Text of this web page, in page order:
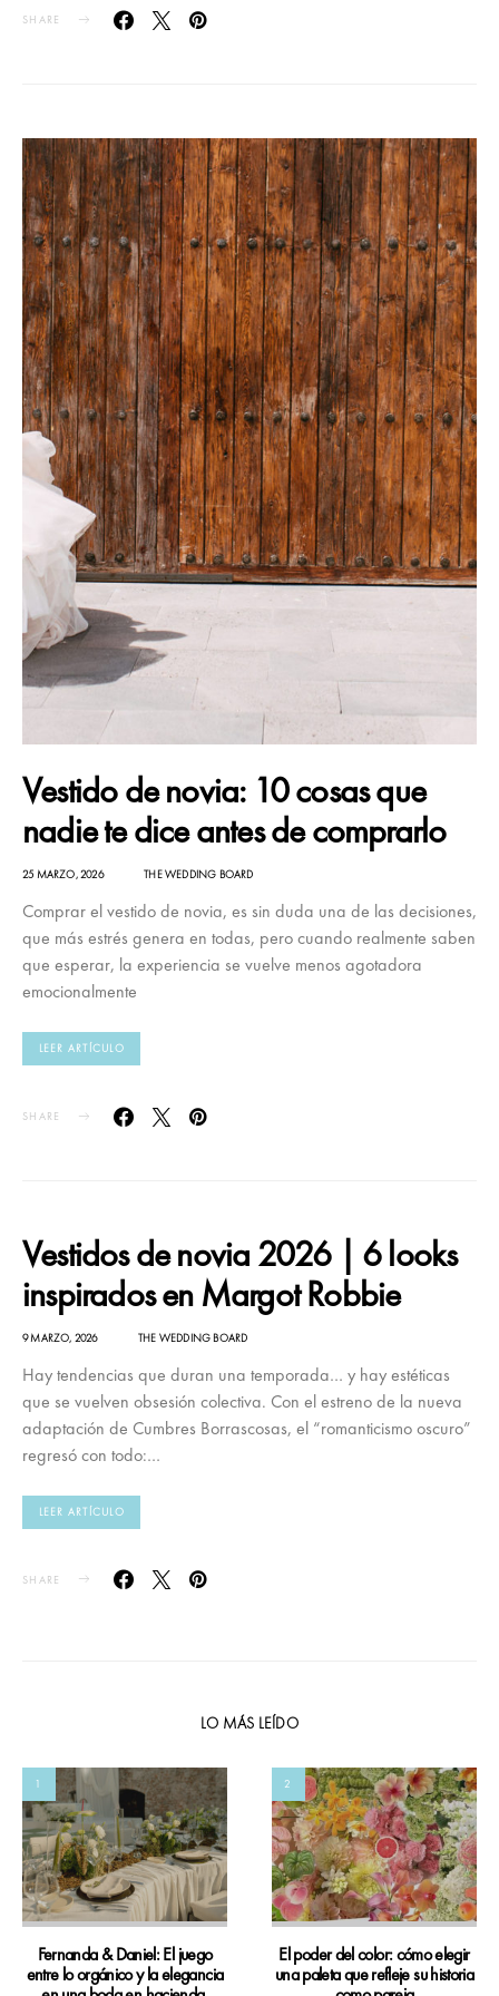
SHARE
Vestido de novia: 10 cosas que
nadie te dice antes de comprarlo
25 MARZO, 2026 THE WEDDING BOARD
Comprar el vestido de novia, es sin duda una de las decisiones,
que más estrés genera en todas, pero cuando realmente saben
que esperar, la experiencia se vuelve menos agotadora
emocionalmente
LEER ARTÍCULO
SHARE
Vestidos de novia 2026 | 6 looks
inspirados en Margot Robbie
9 MARZO, 2026 THE WEDDING BOARD
Hay tendencias que duran una temporada… y hay estéticas
que se vuelven obsesión colectiva. Con el estreno de la nueva
adaptación de Cumbres Borrascosas, el “romanticismo oscuro”
regresó con todo:…
LEER ARTÍCULO
SHARE
LO MÁS LEÍDO
1
Fernanda & Daniel: El juego
entre lo orgánico y la elegancia
2
El poder del color: cómo elegir
una paleta que refleje su historia